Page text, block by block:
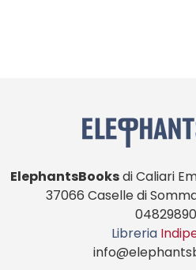
ElephantsBooksdi Caliari
37066 Caselle di
Libreria